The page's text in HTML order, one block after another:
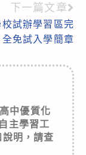
下一篇文章
試辦學習區完
全免試入學簡章
中優質化
主學習工
明，請查